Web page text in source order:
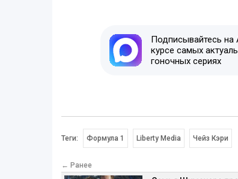
Подписывайтесь
курсе самых
гоночных сериях
Теги: Формула 1 Liberty Media Чейз Кэри
← Ранее